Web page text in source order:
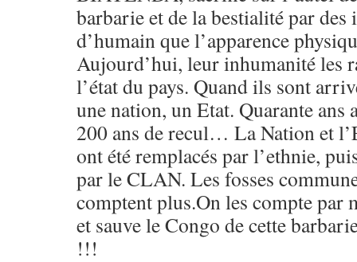
barbarie et de la bestialité par
d’humain que l’apparence
Aujourd’hui, leur inhumanité les
l’état du pays. Quand ils sont
une nation, un Etat. Quarante ans
200 ans de recul… La Nation et
ont été remplacés par l’ethnie,
par le CLAN. Les fosses
comptent plus.On les compte
et sauve le Congo de cette
!!!